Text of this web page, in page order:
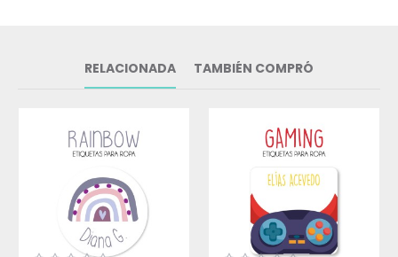
RELACIONADA TAMBIÉN COMPRÓ